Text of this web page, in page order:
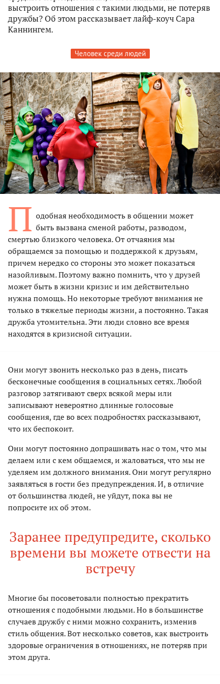
выстроить отношения с такими людьми, не потеряв
дружбы? Об этом рассказывает лайф-коуч Сара
Каннингем.
Человек среди людей
П одобная необходимость в общении может
быть вызвана сменой работы, разводом,
смертью близкого человека. От отчаяния мы
обращаемся за помощью и поддержкой к друзьям,
причем нередко со стороны это может показаться
назойливым. Поэтому важно помнить, что у друзей
может быть в жизни кризис и им действительно
нужна помощь. Но некоторые требуют внимания не
только в тяжелые периоды жизни, а постоянно. Такая
дружба утомительна. Эти люди словно все время
находятся в кризисной ситуации.
Они могут звонить несколько раз в день, писать
бесконечные сообщения в социальных сетях. Любой
разговор затягивают сверх всякой меры или
записывают невероятно длинные голосовые
сообщения, где во всех подробностях рассказывают,
что их беспокоит.
Они могут постоянно допрашивать нас о том, что мы
делаем или с кем общаемся, и жаловаться, что мы не
уделяем им должного внимания. Они могут регулярно
заявляться в гости без предупреждения. И, в отличие
от большинства людей, не уйдут, пока вы не
попросите их об этом.
Заранее предупредите, сколько
времени вы можете отвести на
встречу
Многие бы посоветовали полностью прекратить
отношения с подобными людьми. Но в большинстве
случаев дружбу с ними можно сохранить, изменив
стиль общения. Вот несколько советов, как выстроить
здоровые ограничения в отношениях, не потеряв при
этом друга.